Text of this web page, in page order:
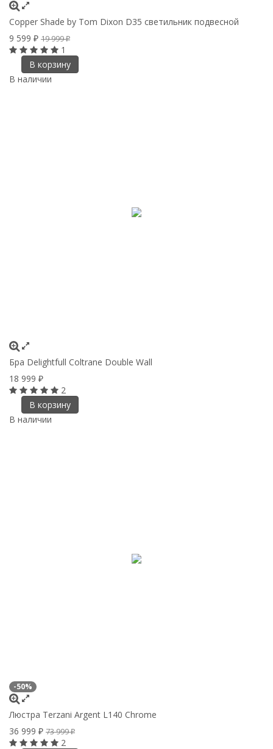
Copper Shade by Tom Dixon D35 светильник подвесной
9 599 ₽ 19 999₽
1
В корзину
В наличии
Бра Delightfull Coltrane Double Wall
18 999 ₽
2
В корзину
В наличии
-50%
Люстра Terzani Argent L140 Chrome
36 999 ₽ 73 999₽
2